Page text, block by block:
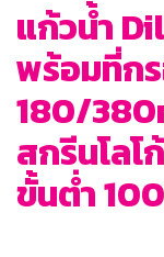
แก้วน้ำ
พร้อมที่ก
180/
สกรีนโล
ขั้นต่ำ